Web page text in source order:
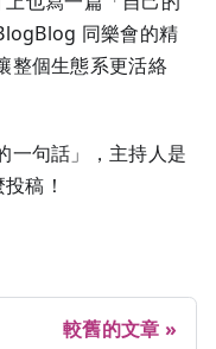
同樂會的精
整個生態系更活絡
一句話」，主持人是
稿！
較舊的文章